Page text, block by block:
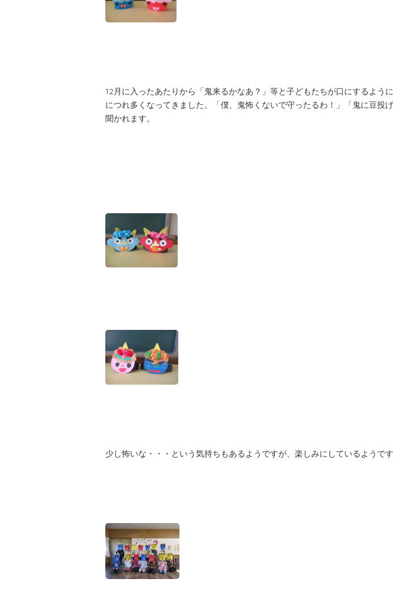
12月に入ったあたりから「鬼来るかなあ？」等と子どもたちが口にするよう
につれ多くなってきました。「僕、鬼怖くないで守ったるわ！」「鬼に豆投
聞かれます。
少し怖いな・・・という気持ちもあるようですが、楽しみにしているようです